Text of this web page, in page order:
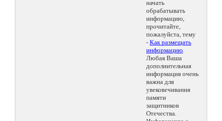
начать
обрабатывать
информацию,
прочитайте,
пожалуйста, тему
- Как размещать
информацию.
Любая Ваша
дополнительная
информация очень
важна для
увековечивания
памяти
защитников
Отечества.